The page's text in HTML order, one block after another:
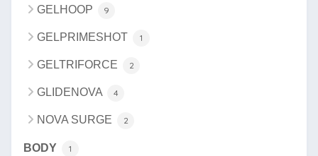
GELHOOP 9
GELPRIMESHOT 1
GELTRIFORCE 2
GLIDENOVA 4
NOVA SURGE 2
BODY 1